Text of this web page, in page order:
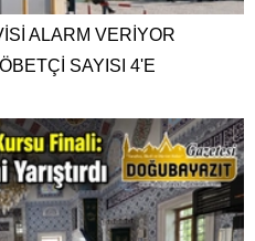
ALARM VERİYOR
SAYISI 4'E